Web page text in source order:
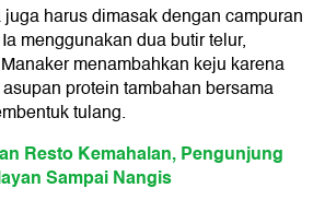
harus dimasak dengan campuran
menggunakan dua butir telur,
menambahkan keju karena
protein tambahan bersama
tulang.
Resto Kemahalan, Pengunjung
Sampai Nangis